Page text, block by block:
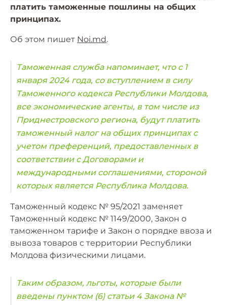
платить таможенные пошлины на общих
принципах.
Об этом пишет Noi.md.
Таможенная служба напоминает, что с 1
января 2024 года, со вступлением в силу
Таможенного кодекса Республики Молдова,
все экономические агенты, в том числе из
Приднестровского региона, будут платить
таможенный налог на общих принципах с
учетом преференций, предоставленных в
соответствии с Договорами и
международными соглашениями, стороной
которых является Республика Молдова.
Таможенный кодекс № 95/2021 заменяет
Таможенный кодекс № 1149/2000, Закон о
таможенном тарифе и Закон о порядке ввоза и
вывоза товаров с территории Республики
Молдова физическими лицами.
Таким образом, льготы, которые были
введены пунктом (6) статьи 4 Закона №